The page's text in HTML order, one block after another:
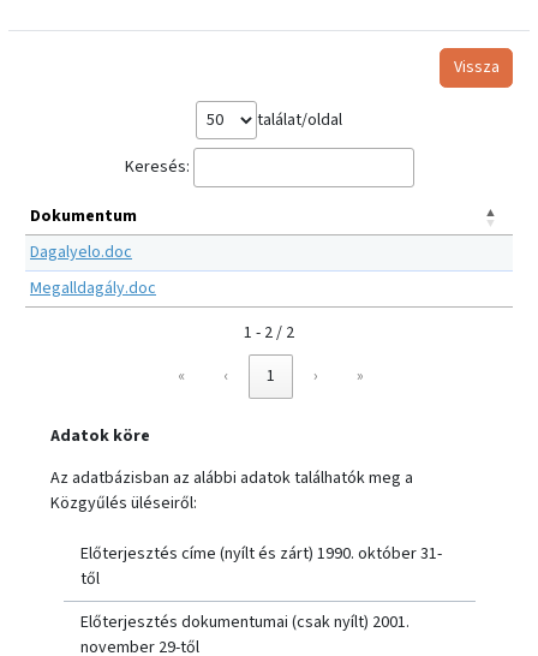
Vissza
találat/oldal
Keresés:
Dokumentum
Dagalyelo.doc
Megalldagály.doc
1 - 2 / 2
«
‹ 1 › »
Adatok köre
Az adatbázisban az alábbi adatok találhatók meg a
Közgyűlés üléseiről:
Előterjesztés címe (nyílt és zárt) 1990. október 31-
től
Előterjesztés dokumentumai (csak nyílt) 2001.
november 29-től